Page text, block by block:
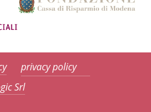
privacy policy
Srl